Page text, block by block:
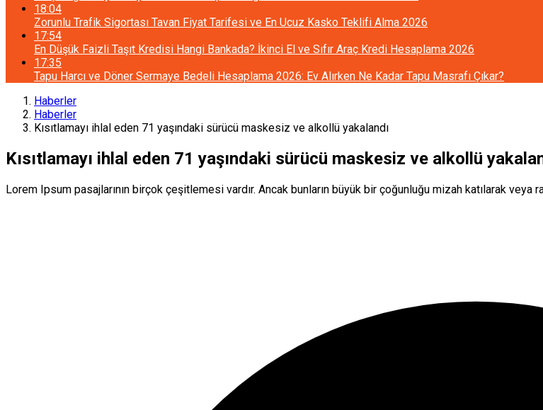
18:04
Zorunlu Trafik Sigortası Tavan Fiyat Tarifesi ve En Ucuz Kasko Teklifi Alma 2026
17:54
En Düşük Faizli Taşıt Kredisi Hangi Bankada? İkinci El ve Sıfır Araç Kredi Hesaplama 2026
17:35
Tapu Harcı ve Döner Sermaye Bedeli Hesaplama 2026: Ev Alırken Ne Kadar Tapu Masrafı Çıkar?
Haberler
Haberler
Kısıtlamayı ihlal eden 71 yaşındaki sürücü maskesiz ve alkollü yakalandı
Kısıtlamayı ihlal eden 71 yaşındaki sürücü maskesiz ve alkollü
Lorem Ipsum pasajlarının birçok çeşitlemesi vardır. Ancak bunların büyük bir çoğunluğu mizah katılarak